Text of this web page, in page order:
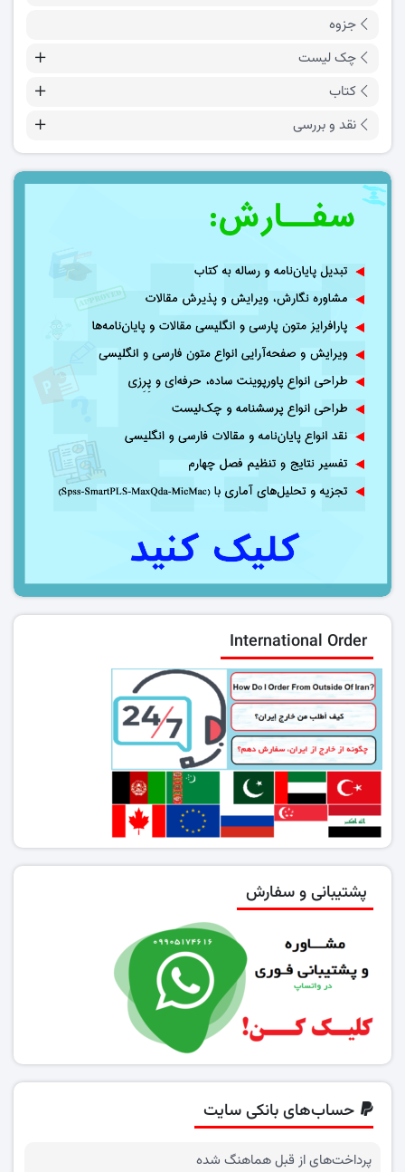
جزوه
چک لیست
کتاب
نقد و بررسی
International Order
پشتیبانی و سفارش
حساب‌های بانکی سایت
پرداخت‌های از قبل هماهنگ شده